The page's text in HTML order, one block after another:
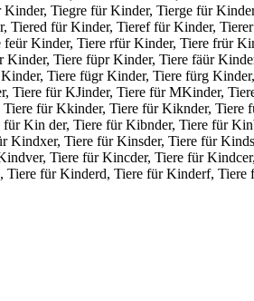
Tiegre für Kinder, Tierge für
für Kinder, Tieref für Kinder,
Kinder, Tiere rfür Kinder, Tiere frür
Tiere füpr Kinder, Tiere fäür
Tiere fügr Kinder, Tiere fürg
für KJinder, Tiere für MKinder,
für Kkinder, Tiere für Kiknder,
Kin der, Tiere für Kibnder, Tiere für
Tiere für Kinsder, Tiere für
Tiere für Kincder, Tiere für
für Kinderd, Tiere für Kinderf,